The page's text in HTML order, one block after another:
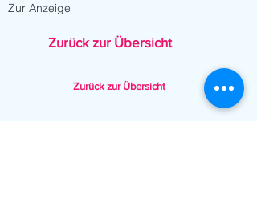
Zur Anzeige
Zurück zur Übersicht
Zurück zur Übersicht